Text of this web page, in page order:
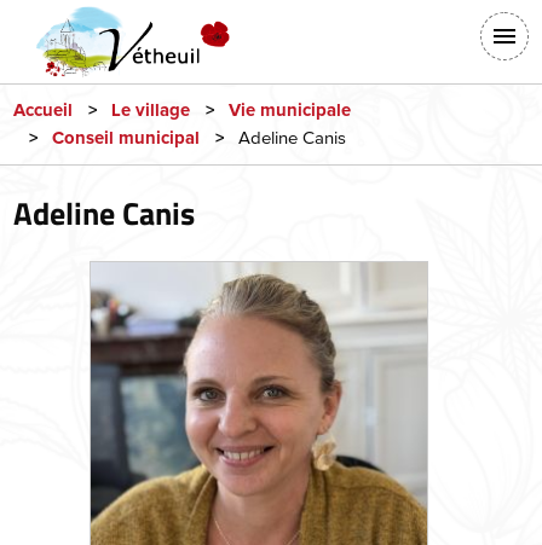
principal
tête
Connexion
Accueil Le village
Vie municipale
Conseil municipal
Adeline Canis
Adeline Canis